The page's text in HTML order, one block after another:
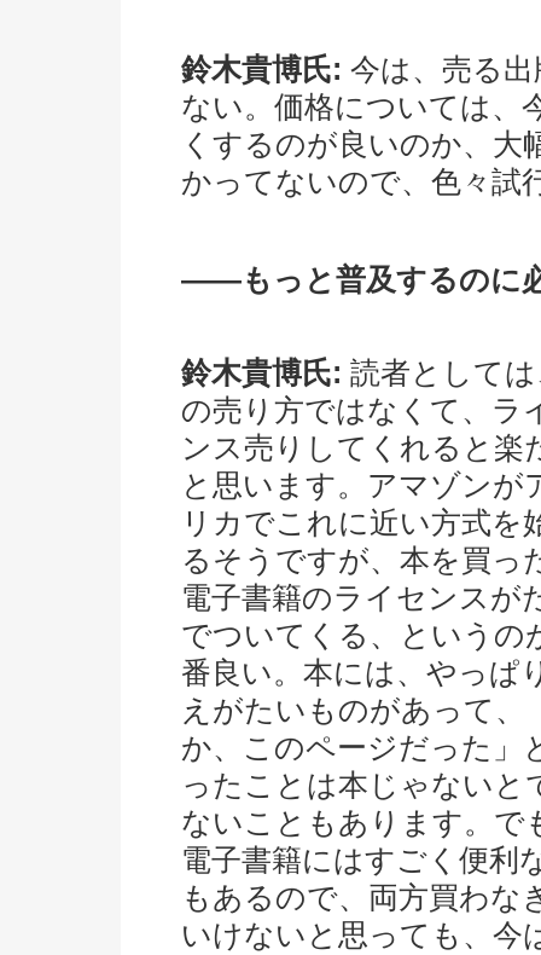
鈴木貴博氏: 今は、売る
ない。価格については、
くするのが良いのか、大
かってないので、色々試
――もっと普及するのに
鈴木貴博氏: 読者として
の売り方ではなくて、ラ
ンス売りしてくれると楽
と思います。アマゾンが
リカでこれに近い方式を
るそうですが、本を買っ
電子書籍のライセンスが
でついてくる、というの
番良い。本には、やっぱ
えがたいものがあって、
か、このページだった」
ったことは本じゃないと
ないこともあります。で
電子書籍にはすごく便利
もあるので、両方買わな
いけないと思っても、今